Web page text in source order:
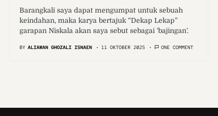
Barangkali saya dapat mengumpat untuk sebuah
keindahan, maka karya bertajuk “Dekap Lekap”
garapan Niskala akan saya sebut sebagai ‘bajingan’.
BY ALIAWAN GHOZALI ISNAEN 11 OKTOBER 2025 ONE COMMENT